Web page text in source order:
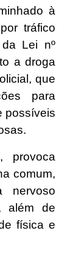
à
tráfico
Lei nº
a droga
que
para
possíveis
provoca
comum,
nervoso
além de
física e